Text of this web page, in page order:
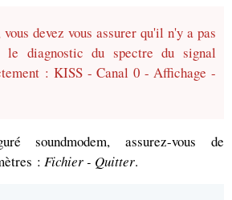
devez vous assurer qu'il n'y a pas
le diagnostic du spectre du signal
: KISS - Canal 0 - Affichage -
soundmodem, assurez-vous de
: Fichier - Quitter.